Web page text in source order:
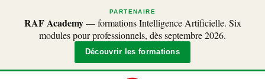
PARTENAIRE
RAF Academy— formations Intelligence Artificielle. Six
modules pour professionnels, dès septembre 2026.
Découvrir les formations